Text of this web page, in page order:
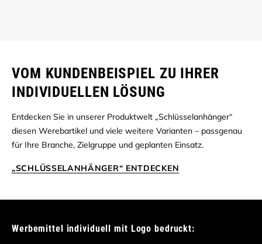
VOM KUNDENBEISPIEL ZU IHRER
INDIVIDUELLEN LÖSUNG
Entdecken Sie in unserer Produktwelt „Schlüsselanhänger“
diesen Werebartikel und viele weitere Varianten – passgenau
für Ihre Branche, Zielgruppe und geplanten Einsatz.
„SCHLÜSSELANHÄNGER“ ENTDECKEN
Werbemittel individuell mit Logo bedruckt: